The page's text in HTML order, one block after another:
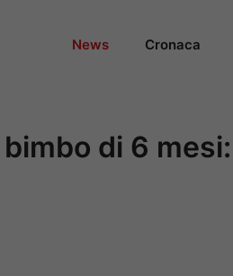
News Cronaca
di 6